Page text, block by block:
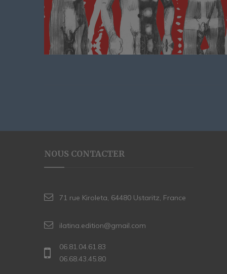
NOUS CONTACTER
71 rue Kiroleta, 64480 Ustaritz, France
ilatina.edition@gmail.com
06.81.04.61.83
06.68.43.45.80